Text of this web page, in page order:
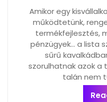
Amikor egy
működtetünk,
termékfejlesztés,
pénzügyek… a lista
sűrű
szorulhatnak azok a
talán nem